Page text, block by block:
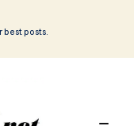
best posts.